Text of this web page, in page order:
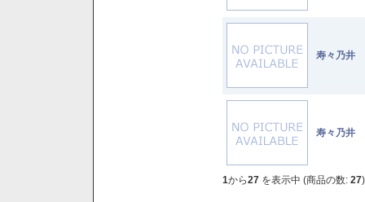
寿々乃井
寿々乃井
1から27 を表示中 (商品の数: 27)